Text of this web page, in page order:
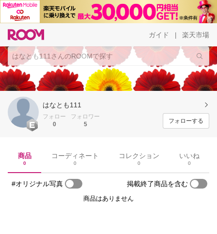
ガイド 楽天市場
はなとも111
フォロー
0
フォロワー
5
フォローする
商品
0
コーディネート
0
コレクション
0
いいね
0
#オリジナル写真 掲載終了商品を含む
商品はありません